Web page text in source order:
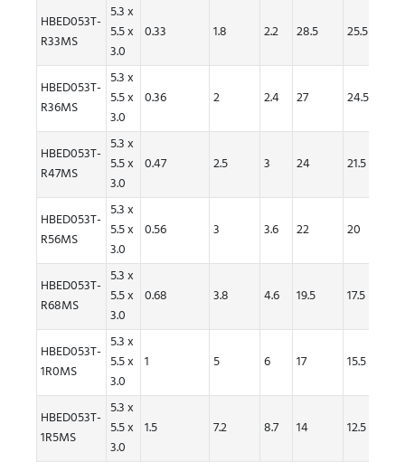
HBED053T-
R33MS
5.3 x
5.5 x
3.0
0.33 1.8 2.2 28.5 25.5
HBED053T-
R36MS
5.3 x
5.5 x
3.0
0.36 2 2.4 27 24.5
HBED053T-
R47MS
5.3 x
5.5 x
3.0
0.47 2.5 3 24 21.5
HBED053T-
R56MS
5.3 x
5.5 x
3.0
0.56 3 3.6 22 20
HBED053T-
R68MS
5.3 x
5.5 x
3.0
0.68 3.8 4.6 19.5 17.5
HBED053T-
1R0MS
5.3 x
5.5 x
3.0
1 5 6 17 15.5
HBED053T-
1R5MS
5.3 x
5.5 x
3.0
1.5 7.2 8.7 14 12.5